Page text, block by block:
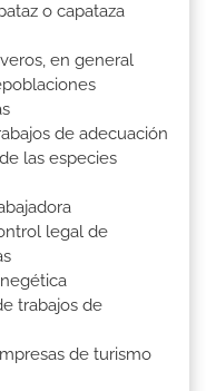
o capataza
en general
de adecuación
las especies
legal de
trabajos de
de turismo